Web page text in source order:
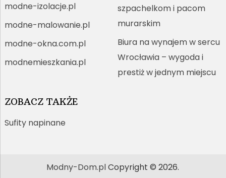
modne-izolacje.pl
modne-malowanie.pl
modne-okna.com.pl
modnemieszkania.pl
szpachelkom i pacom
murarskim
Biura na wynajem w sercu
Wrocławia – wygoda i
prestiż w jednym miejscu
ZOBACZ TAKŻE
Sufity napinane
Modny-Dom.plCopyright © 2026.